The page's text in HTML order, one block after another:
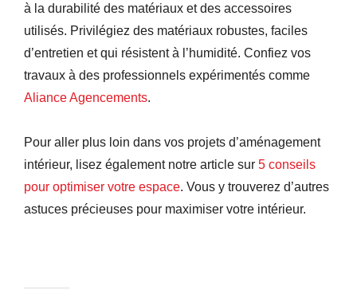
à la durabilité des matériaux et des accessoires
utilisés. Privilégiez des matériaux robustes, faciles
d’entretien et qui résistent à l’humidité. Confiez vos
travaux à des professionnels expérimentés comme
Aliance Agencements.
Pour aller plus loin dans vos projets d’aménagement
intérieur, lisez également notre article sur 5 conseils
pour optimiser votre espace. Vous y trouverez d’autres
astuces précieuses pour maximiser votre intérieur.